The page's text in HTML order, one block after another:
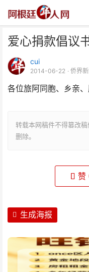
爱心捐款倡议
cui
2014-06-22 · 侨界
各位旅阿同胞、乡亲
转载本网稿件不得篡改
删除。
赞
生成海报